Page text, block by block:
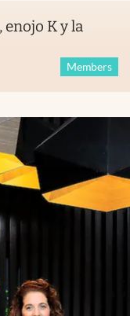
K y la
Members